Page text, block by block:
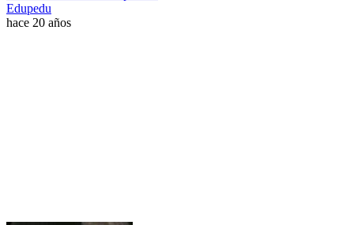
Edupedu
hace 20 años